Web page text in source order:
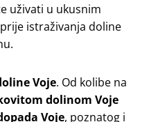
uživati u ukusnim
istraživanja doline
Voje. Od kolibe na
dolinom Voje
Voje, poznatog i